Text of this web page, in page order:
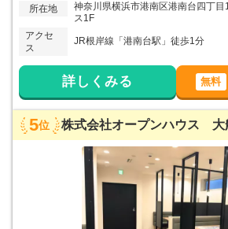
所在地
神奈川県横浜市港南区港南台四丁
ス1F
アクセ
ス
JR根岸線「港南台駅」徒歩1分
詳しくみる 無料
5位 株式会社オープンハウス 大